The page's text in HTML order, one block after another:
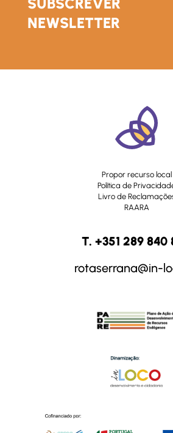
NEWSLETTER
Propor recurso local
Política de
Livro de
RAARA
T. +351 289 840
rotaserrana@in-